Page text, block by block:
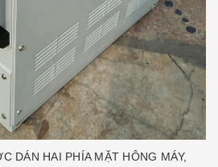
DÁN HAI PHÍA MẶT HÔNG MÁY,